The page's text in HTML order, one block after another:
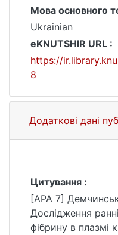
Мова основного
Ukrainian
eKNUTSHIR URL :
https://
8
Додаткові дані
Цитування :
[APA 7]
Дослідження
фібрину в плазмі